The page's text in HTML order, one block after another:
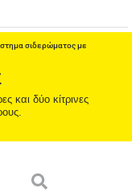
σιδερώματος με
και δύο κίτρινες